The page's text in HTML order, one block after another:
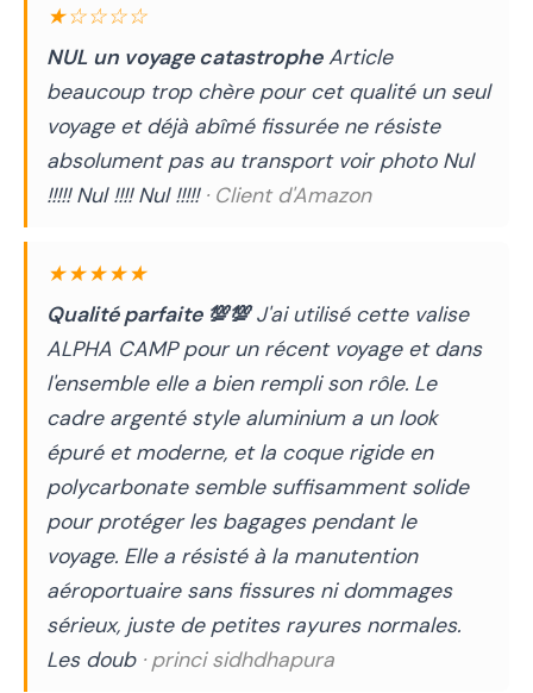
★☆☆☆☆
NUL un voyage catastropheArticle
beaucoup trop chère pour cet qualité un seul
voyage et déjà abîmé fissurée ne résiste
absolument pas au transport voir photo Nul
!!!!! Nul !!!! Nul !!!!! · Client d'Amazon
★★★★★
Qualité parfaite 💯💯J'ai utilisé cette valise
ALPHA CAMP pour un récent voyage et dans
l'ensemble elle a bien rempli son rôle. Le
cadre argenté style aluminium a un look
épuré et moderne, et la coque rigide en
polycarbonate semble suffisamment solide
pour protéger les bagages pendant le
voyage. Elle a résisté à la manutention
aéroportuaire sans fissures ni dommages
sérieux, juste de petites rayures normales.
Les doub · princi sidhdhapura